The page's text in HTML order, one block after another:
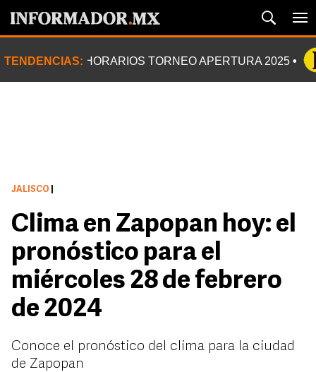
TENDENCIAS: HORARIOS TORNEO APERTURA 2025
JALISCO
Clima en Zapopan hoy: el
pronóstico para el
miércoles 28 de febrero
de 2024
Conoce el pronóstico del clima para la ciudad
de Zapopan